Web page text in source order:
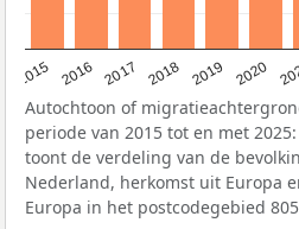
2015 2016 2017 2018 2019 2020
Autochtoon of
periode van 2015 tot en met
toont de verdeling van de
Nederland, herkomst uit Europa
Europa in het postcodegebied